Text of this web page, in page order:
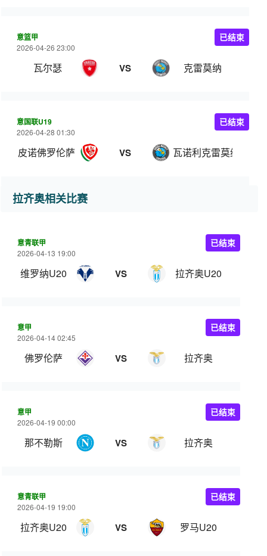
意篮甲
2026-04-26 23:00
瓦尔瑟 VS 克雷莫纳
已结束
意国联U19
2026-04-28 01:30
皮诺佛罗伦萨 U19 VS 瓦诺利克雷莫纳U19
已结束
拉齐奥相关比赛
意青联甲
2026-04-13 19:00
维罗纳U20 VS 拉齐奥U20
已结束
意甲
2026-04-14 02:45
佛罗伦萨 VS 拉齐奥
已结束
意甲
2026-04-19 00:00
那不勒斯 VS 拉齐奥
已结束
意青联甲
2026-04-19 19:00
拉齐奥U20 VS 罗马U20
已结束